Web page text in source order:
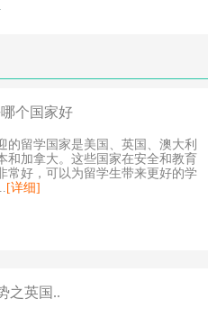
个国家好
的留学国家是美国、英国、澳大利
和加拿大。这些国家在安全和教育
常好，可以为留学生带来更好的学
[详细]
之英国..